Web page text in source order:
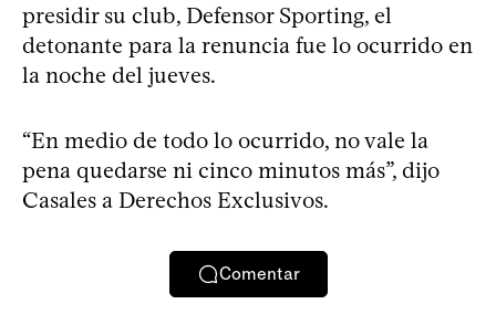
presidir su club, Defensor Sporting, el
detonante para la renuncia fue lo ocurrido en
la noche del jueves.
“En medio de todo lo ocurrido, no vale la
pena quedarse ni cinco minutos más”, dijo
Casales a Derechos Exclusivos.
Comentar